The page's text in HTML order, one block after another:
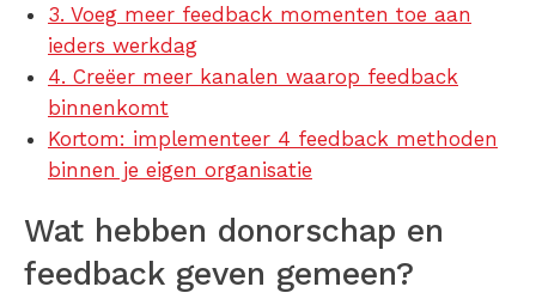
3. Voeg meer feedback momenten toe aan
ieders werkdag
4. Creëer meer kanalen waarop feedback
binnenkomt
Kortom: implementeer 4 feedback methoden
binnen je eigen organisatie
Wat hebben donorschap en
feedback geven gemeen?